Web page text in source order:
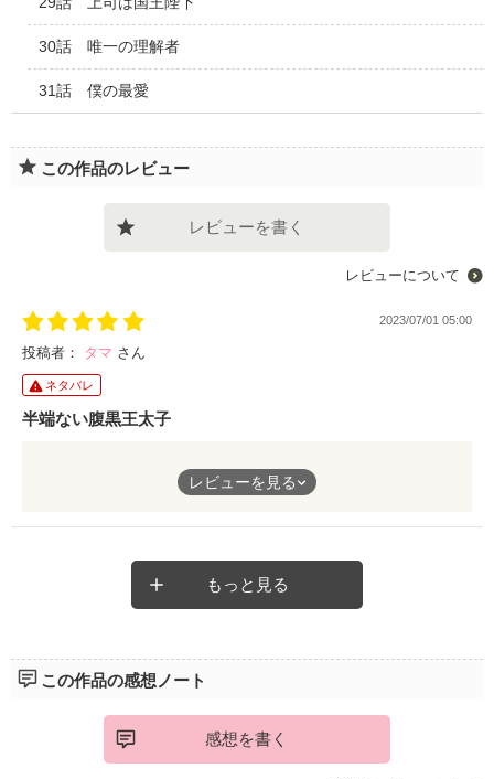
30話 唯一の理解者
31話 僕の最愛
この作品のレビュー
レビューを書く
レビューについて
2023/07/01 05:00
投稿者： タマ さん
ネタバレ
半端ない腹黒王太子
以前にも増して、ラティの為ならなんでも規格外な事をやっての
けるフィル様。ユニコーンですら力技で自分のものにしてしま
レビューを見る
もっと見る
この作品の感想ノート
感想を書く